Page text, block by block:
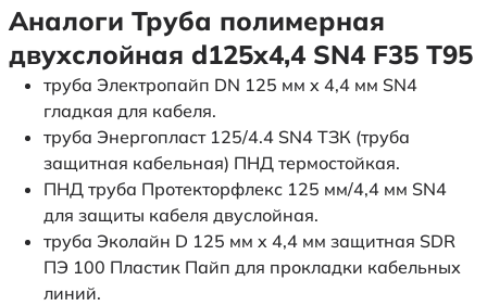
Аналоги Труба полимерная
двухслойная d125х4,4 SN4 F35 Т95
труба Электропайп DN 125 мм x 4,4 мм SN4
гладкая для кабеля.
труба Энергопласт 125/4.4 SN4 ТЗК (труба
защитная кабельная) ПНД термостойкая.
ПНД труба Протекторфлекс 125 мм/4,4 мм SN4
для защиты кабеля двуслойная.
труба Эколайн D 125 мм x 4,4 мм защитная SDR
ПЭ 100 Пластик Пайп для прокладки кабельных
линий.